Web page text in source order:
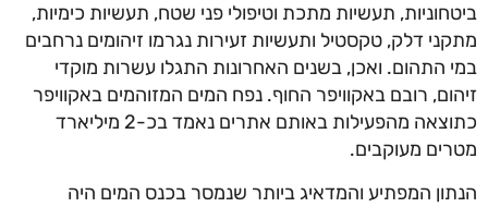
ביטחוניות, תעשיות מתכת וטיפולי פני שטח, תעשיות כימיות,
מתקני דלק, טקסטיל ותעשיות זעירות נגרמו זיהומים נרחבים
במי התהום. ואכן, בשנים האחרונות התגלו עשרות מוקדי
זיהום, רובם באקוויפר החוף. נפח המים המזוהמים באקוויפר
כתוצאה מהפעילות באותם אתרים נאמד בכ-2 מיליארד
מטרים מעוקבים.
הנתון המפתיע והמדאיג ביותר שנמסר בכנס המים היה